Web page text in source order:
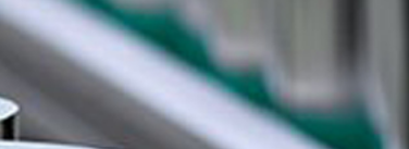
技术中心
厂容厂貌
企业风采
我们的服务